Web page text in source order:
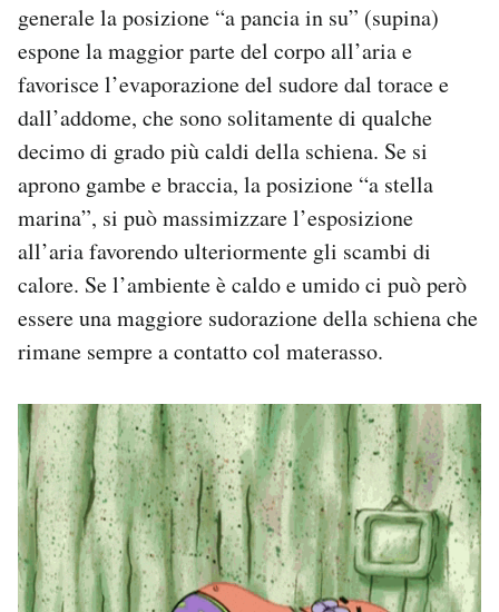
generale la posizione “a pancia in su” (supina)
espone la maggior parte del corpo all’aria e
favorisce l’evaporazione del sudore dal torace e
dall’addome, che sono solitamente di qualche
decimo di grado più caldi della schiena. Se si
aprono gambe e braccia, la posizione “a stella
marina”, si può massimizzare l’esposizione
all’aria favorendo ulteriormente gli scambi di
calore. Se l’ambiente è caldo e umido ci può però
essere una maggiore sudorazione della schiena che
rimane sempre a contatto col materasso.